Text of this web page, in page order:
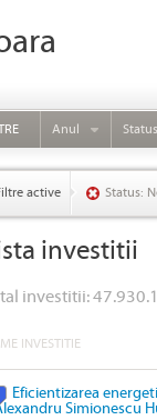
Anul Status
active Status:
investitii
investitii:
INVESTITIE
Eficientizarea
Simionescu